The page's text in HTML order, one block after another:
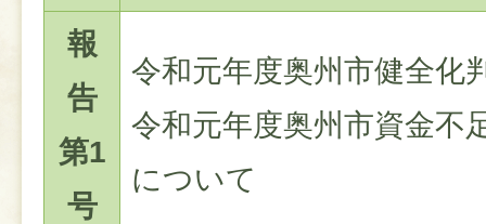
報
告
第1
号
令和元年度奥州市健全化
令和元年度奥州市資金不
について